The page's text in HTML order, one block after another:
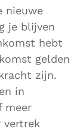
nieuwe
je blijven
hebt
gelden
zijn.
in
meer
vertrek